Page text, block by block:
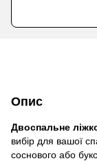
Опис
Двоспальне
вибір для вашої
соснового або